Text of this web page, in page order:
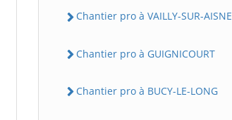
Chantier pro à VAILLY-SUR-AISNE
Chantier pro à GUIGNICOURT
Chantier pro à BUCY-LE-LONG